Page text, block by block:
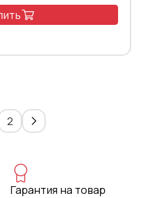
2
Гарантия на товар